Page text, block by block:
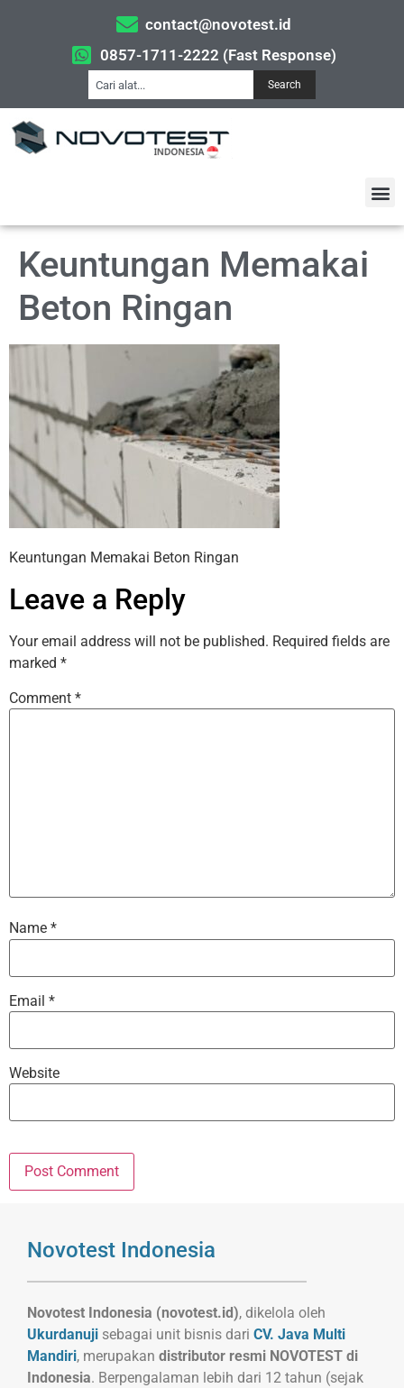
contact@novotest.id
0857-1711-2222 (Fast Response)
Search
Keuntungan Memakai
Beton Ringan
Keuntungan Memakai Beton Ringan
Leave a Reply
Your email address will not be published. Required fields are
marked *
Comment *
Name *
Email *
Website
Novotest Indonesia
Novotest Indonesia (novotest.id), dikelola oleh
Ukurdanuji sebagai unit bisnis dari CV. Java Multi
Mandiri, merupakan distributor resmi NOVOTEST di
Indonesia. Berpengalaman lebih dari 12 tahun (sejak